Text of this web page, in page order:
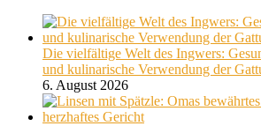
Die vielfältige Welt des Ingwers:
und kulinarische Verwendung der
6. August 2026